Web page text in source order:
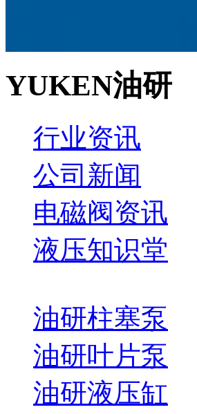
YUKEN油研
行业资讯
公司新闻
电磁阀资讯
液压知识堂
油研柱塞泵
油研叶片泵
油研液压缸